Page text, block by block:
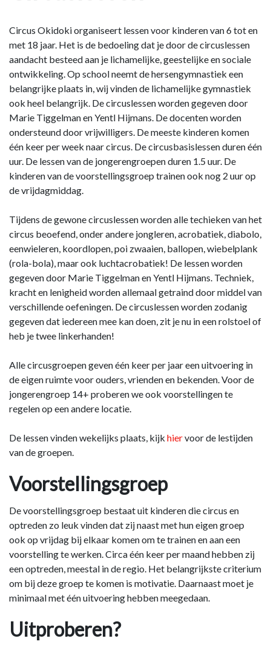
Circus Okidoki organiseert lessen voor kinderen van 6 tot en
met 18 jaar. Het is de bedoeling dat je door de circuslessen
aandacht besteed aan je lichamelijke, geestelijke en sociale
ontwikkeling. Op school neemt de hersengymnastiek een
belangrijke plaats in, wij vinden de lichamelijke gymnastiek
ook heel belangrijk. De circuslessen worden gegeven door
Marie Tiggelman en Yentl Hijmans. De docenten worden
ondersteund door vrijwilligers. De meeste kinderen komen
één keer per week naar circus. De circusbasislessen duren één
uur. De lessen van de jongerengroepen duren 1.5 uur. De
kinderen van de voorstellingsgroep trainen ook nog 2 uur op
de vrijdagmiddag.
Tijdens de gewone circuslessen worden alle techieken van het
circus beoefend, onder andere jongleren, acrobatiek, diabolo,
eenwieleren, koordlopen, poi zwaaien, ballopen, wiebelplank
(rola-bola), maar ook luchtacrobatiek! De lessen worden
gegeven door Marie Tiggelman en Yentl Hijmans. Techniek,
kracht en lenigheid worden allemaal getraind door middel van
verschillende oefeningen. De circuslessen worden zodanig
gegeven dat iedereen mee kan doen, zit je nu in een rolstoel of
heb je twee linkerhanden!
Alle circusgroepen geven één keer per jaar een uitvoering in
de eigen ruimte voor ouders, vrienden en bekenden. Voor de
jongerengroep 14+ proberen we ook voorstellingen te
regelen op een andere locatie.
De lessen vinden wekelijks plaats, kijk hiervoor de lestijden
van de groepen.
Voorstellingsgroep
De voorstellingsgroep bestaat uit kinderen die circus en
optreden zo leuk vinden dat zij naast met hun eigen groep
ook op vrijdag bij elkaar komen om te trainen en aan een
voorstelling te werken. Circa één keer per maand hebben zij
een optreden, meestal in de regio. Het belangrijkste criterium
om bij deze groep te komen is motivatie. Daarnaast moet je
minimaal met één uitvoering hebben meegedaan.
Uitproberen?